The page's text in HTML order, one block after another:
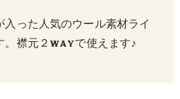
入った人気のウール素材ライ
。襟元２WAYで使えます♪